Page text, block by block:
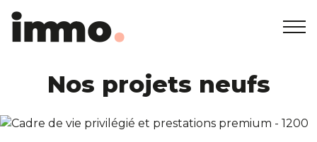
Accueil
A vendre
+32 2 762 05 00 info@immodemo.be
Nos projets neufs